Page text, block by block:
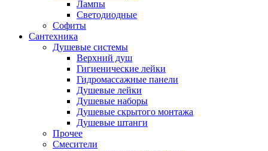
Лампы
Светодиодные
Софиты
Сантехника
Душевые системы
Верхний душ
Гигиенические лейки
Гидромассажные панели
Душевые лейки
Душевые наборы
Душевые скрытого монтажа
Душевые штанги
Прочее
Смесители